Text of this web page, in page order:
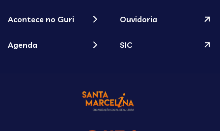
Acontece no Guri
Agenda
Ouvidoria
SIC